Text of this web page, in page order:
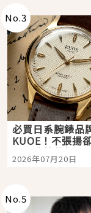
No.3
必買日系腕錶品
KUOE！不張揚
時間洗鍊的經典
選
2026年07月20日
No.5